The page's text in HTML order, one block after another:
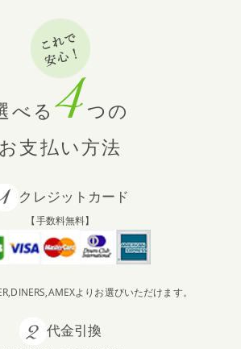
べる
つの
お支払い方法
クレジットカード
【手数料無料】
よりお選びいただけます。
代金引換